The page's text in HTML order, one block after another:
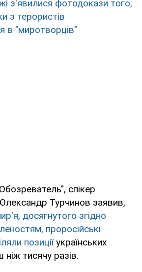
з'явилися фотодокази того,
з терористів
в "миротворців"
спікер
Турчинов заявив,
досягнутого згідно
проросійські
позиціїукраїнських
ніж тисячу разів.